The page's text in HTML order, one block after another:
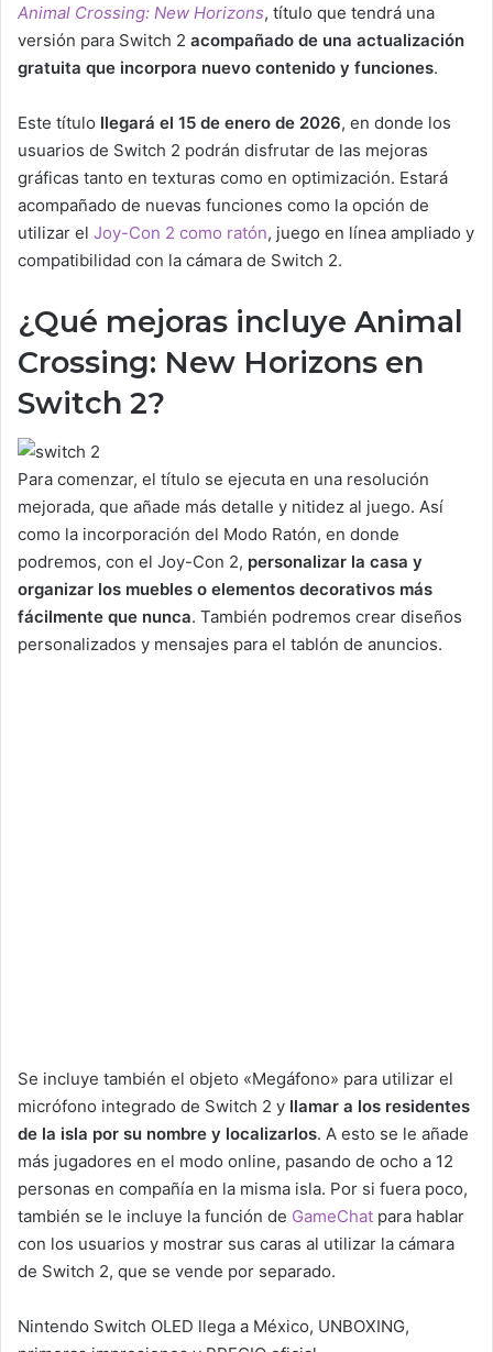
Animal Crossing: New Horizons, título que tendrá una
versión para Switch 2 acompañado de una actualización
gratuita que incorpora nuevo contenido y funciones.
Este título llegará el 15 de enero de 2026, en donde los
usuarios de Switch 2 podrán disfrutar de las mejoras
gráficas tanto en texturas como en optimización. Estará
acompañado de nuevas funciones como la opción de
utilizar el Joy-Con 2 como ratón, juego en línea ampliado y
compatibilidad con la cámara de Switch 2.
¿Qué mejoras incluye Animal
Crossing: New Horizons en
Switch 2?
Para comenzar, el título se ejecuta en una resolución
mejorada, que añade más detalle y nitidez al juego. Así
como la incorporación del Modo Ratón, en donde
podremos, con el Joy-Con 2, personalizar la casa y
organizar los muebles o elementos decorativos más
fácilmente que nunca. También podremos crear diseños
personalizados y mensajes para el tablón de anuncios.
Se incluye también el objeto «Megáfono» para utilizar el
micrófono integrado de Switch 2 y llamar a los residentes
de la isla por su nombre y localizarlos. A esto se le añade
más jugadores en el modo online, pasando de ocho a 12
personas en compañía en la misma isla. Por si fuera poco,
también se le incluye la función de GameChat para hablar
con los usuarios y mostrar sus caras al utilizar la cámara
de Switch 2, que se vende por separado.
Nintendo Switch OLED llega a México, UNBOXING,